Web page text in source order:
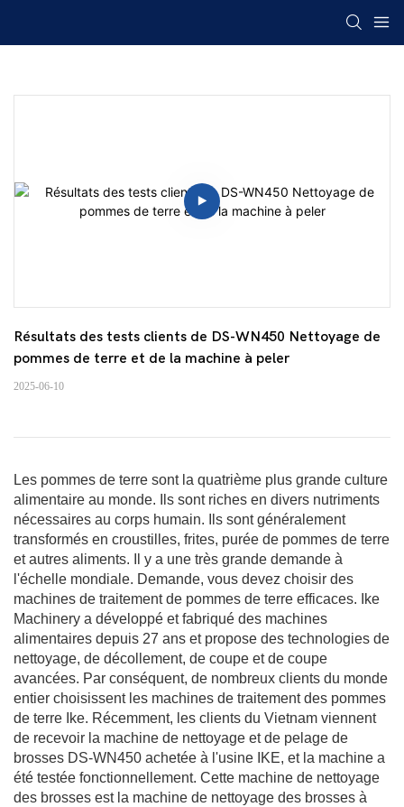
Résultats des tests clients de DS-WN450 Nettoyage de
pommes de terre et de la machine à peler
2025-06-10
Les pommes de terre sont la quatrième plus grande culture
alimentaire au monde. Ils sont riches en divers nutriments
nécessaires au corps humain. Ils sont généralement
transformés en croustilles, frites, purée de pommes de terre
et autres aliments. Il y a une très grande demande à
l'échelle mondiale. Demande, vous devez choisir des
machines de traitement de pommes de terre efficaces. Ike
Machinery a développé et fabriqué des machines
alimentaires depuis 27 ans et propose des technologies de
nettoyage, de décollement, de coupe et de coupe
avancées. Par conséquent, de nombreux clients du monde
entier choisissent les machines de traitement des pommes
de terre Ike. Récemment, les clients du Vietnam viennent
de recevoir la machine de nettoyage et de pelage de
brosses DS-WN450 achetée à l'usine IKE, et la machine a
été testée fonctionnellement. Cette machine de nettoyage
des brosses est la machine de nettoyage des brosses à